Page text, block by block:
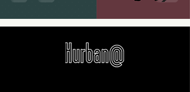
través del Tejido
Narrativo